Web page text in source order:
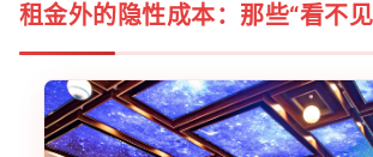
租金外的隐性成本：那些“看不